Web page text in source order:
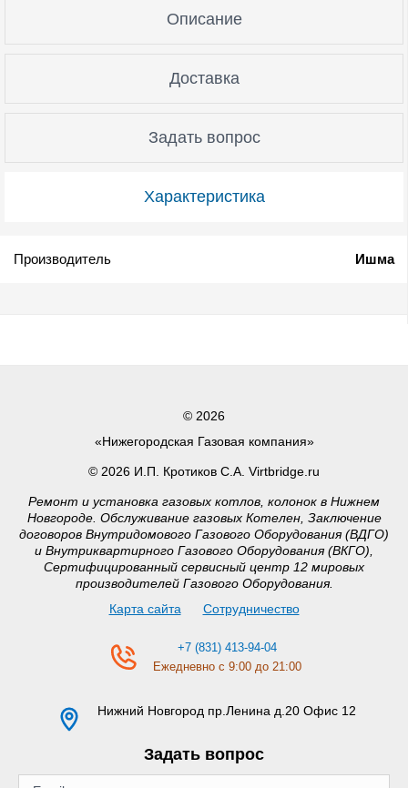
Характеристика
Описание
Доставка
Задать вопрос
Производитель Ишма
© 2026
«Нижегородская Газовая компания»
© 2026 И.П. Кротиков С.А. Virtbridge.ru
Ремонт и установка газовых котлов, колонок в Нижнем
Новгороде. Обслуживание газовых Котелен, Заключение
договоров Внутридомового Газового Оборудования (ВДГО)
и Внутриквартирного Газового Оборудования (ВКГО),
Сертифицированный сервисный центр 12 мировых
производителей Газового Оборудования.
Карта сайта
Сотрудничество
+7 (831) 413-94-04
Ежедневно с 9:00 до 21:00
Нижний Новгород пр.Ленина д.20 Офис 12
Задать вопрос